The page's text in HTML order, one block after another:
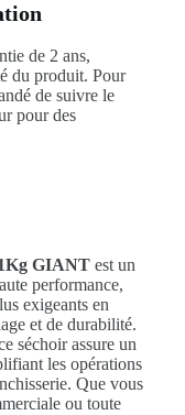
de 2 ans,
du produit. Pour
de suivre le
pour des
GIANTest un
performance,
exigeants en
et de durabilité.
séchoir assure un
les opérations
Que vous
ou toute